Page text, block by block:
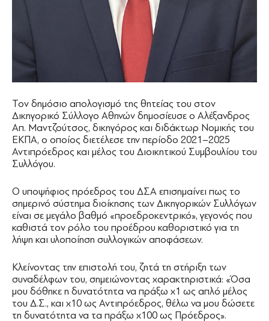
Τον δημόσιο απολογισμό της θητείας του στον
Δικηγορικό Σύλλογο Αθηνών δημοσίευσε ο Αλέξανδρος
Απ. Μαντζούτσος, δικηγόρος και διδάκτωρ Νομικής του
ΕΚΠΑ, ο οποίος διετέλεσε την περίοδο 2021–2025
Αντιπρόεδρος και μέλος του Διοικητικού Συμβουλίου του
Συλλόγου.
Ο υποψήφιος πρόεδρος του ΔΣΑ επισημαίνει πως το
σημερινό σύστημα διοίκησης των Δικηγορικών Συλλόγων
είναι σε μεγάλο βαθμό «προεδροκεντρικό», γεγονός που
καθιστά τον ρόλο του προέδρου καθοριστικό για τη
λήψη και υλοποίηση συλλογικών αποφάσεων.
Κλείνοντας την επιστολή του, ζητά τη στήριξη των
συναδέλφων του, σημειώνοντας χαρακτηριστικά: «Όσα
μου δόθηκε η δυνατότητα να πράξω x1 ως απλό μέλος
του Δ.Σ., και x10 ως Αντιπρόεδρος, θέλω να μου δώσετε
τη δυνατότητα να τα πράξω x100 ως Πρόεδρος».